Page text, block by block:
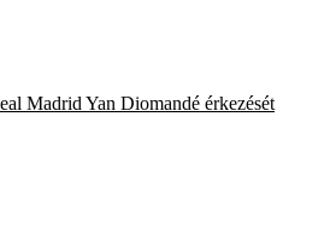
Madrid Yan Diomandé érkezését